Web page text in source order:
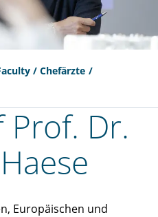
/ Chefärzte
Prof. Dr.
Europäischen und